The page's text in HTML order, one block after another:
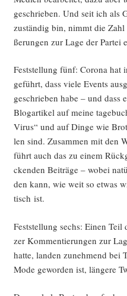
geschrie­ben. Und seit ich als
zustän­dig bin, nimmt die
ße­run­gen zur Lage der Par­tei
Fest­stel­lung fünf: Coro­na hat
geführt, dass vie­le Events
geschrie­ben habe – und dass
Blog­ar­ti­kel auf mei­ne
Virus“ und auf Din­ge wie
len sind. Zusam­men mit den
führt auch das zu einem
cken­den Bei­trä­ge – wobei
den kann, wie weit so etwas
tisch ist.
Fest­stel­lung sechs: Einen
zer Kom­men­tie­run­gen zur
hat­te, lan­den zuneh­mend bei
Mode gewor­den ist, län­ge­re